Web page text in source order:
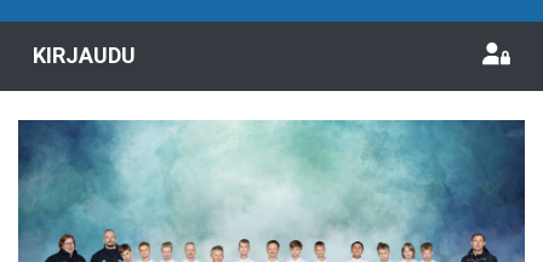
KIRJAUDU